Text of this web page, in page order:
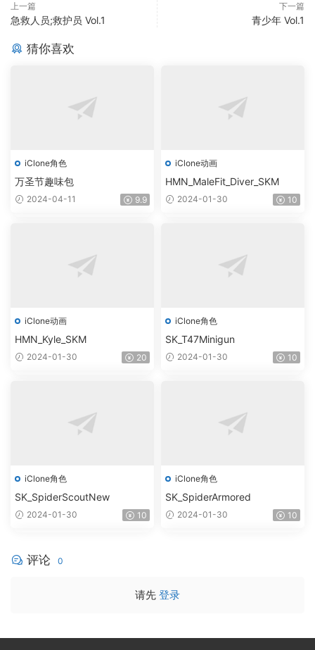
上一篇
急救人员;救护员 Vol.1
下一篇
青少年 Vol.1
猜你喜欢
iClone角色
万圣节趣味包
2024-04-11 9.9
iClone动画
HMN_MaleFit_Diver_SKM
2024-01-30 10
iClone动画
HMN_Kyle_SKM
2024-01-30 20
iClone角色
SK_T47Minigun
2024-01-30 10
iClone角色
SK_SpiderScoutNew
2024-01-30 10
iClone角色
SK_SpiderArmored
2024-01-30 10
评论 0
请先 登录